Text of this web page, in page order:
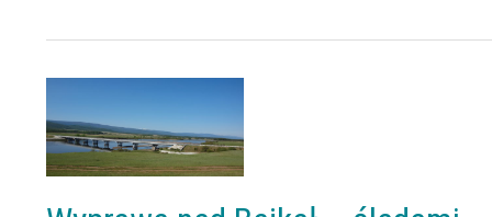
Wyprawa
Bajkał
–
śladami
polskich
na